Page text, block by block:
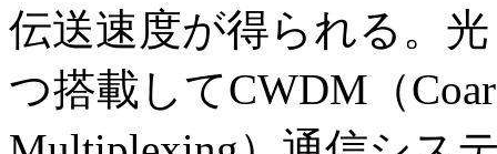
伝送速度が得られる。
つ搭載してCWDM（